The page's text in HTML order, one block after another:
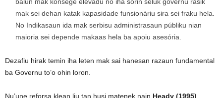
mak sei dehan katak kapasidade funsionáriu sira sei fraku hela.
No Indikasaun ida mak serbisu administrasaun públiku nian
maioria sei depende makaas hela ba apoiu asesória.
Dezafiu hirak temin iha leten mak sai hanesan razaun fundamental
ba Governu to’o ohin loron.
Nu’une reforsa klean liu tan husi matenek nain Heady (1995)